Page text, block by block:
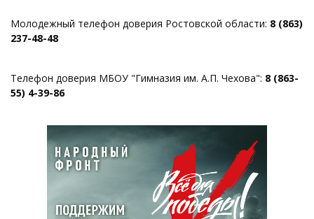
Молодежный телефон доверия Ростовской области: 8 (863)
237-48-48
Телефон доверия МБОУ "Гимназия им. А.П. Чехова": 8 (863-
55) 4-39-86